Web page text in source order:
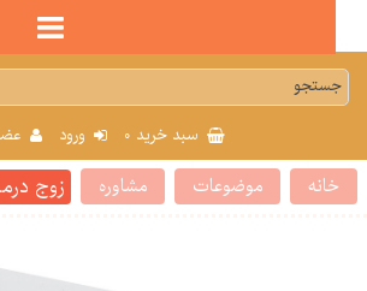
سبد خرید0 ورود عضویت
موضوعات مشاوره زوج